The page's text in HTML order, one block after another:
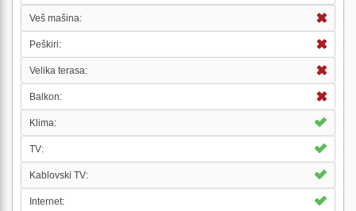
Veš mašina:
Peškiri:
Velika terasa:
Balkon:
Klima:
TV:
Kablovski TV:
Internet: